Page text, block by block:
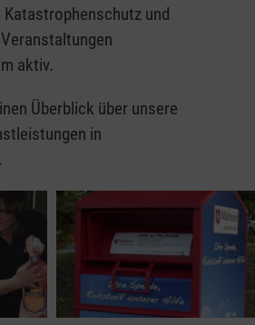
Katastrophenschutz und
aktiv.
Überblick über unsere
in